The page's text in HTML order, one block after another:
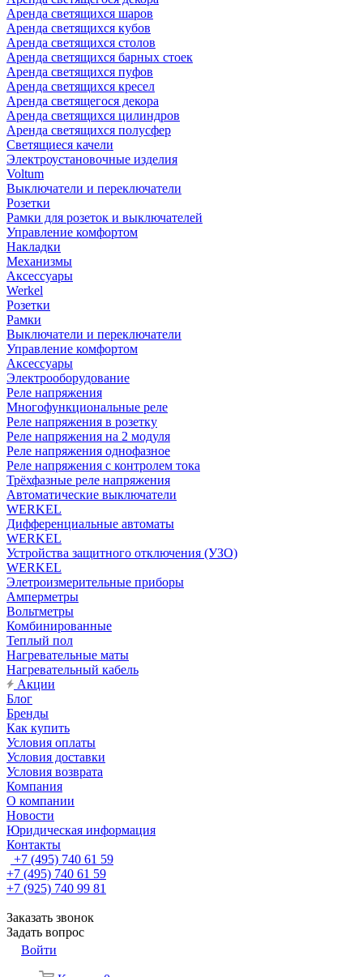
Аренда светящихся шаров
Аренда светящихся кубов
Аренда светящихся столов
Аренда светящихся барных стоек
Аренда светящихся пуфов
Аренда светящихся кресел
Аренда светящегося декора
Аренда светящихся цилиндров
Аренда светящихся полусфер
Светящиеся качели
Электроустановочные изделия
Voltum
Выключатели и переключатели
Розетки
Рамки для розеток и выключателей
Управление комфортом
Накладки
Механизмы
Аксессуары
Werkel
Розетки
Рамки
Выключатели и переключатели
Управление комфортом
Аксессуары
Электрооборудование
Реле напряжения
Многофункциональные реле
Реле напряжения в розетку
Реле напряжения на 2 модуля
Реле напряжения однофазное
Реле напряжения с контролем тока
Трёхфазные реле напряжения
Автоматические выключатели
WERKEL
Дифференциальные автоматы
WERKEL
Устройства защитного отключения (УЗО)
WERKEL
Элетроизмерительные приборы
Амперметры
Вольтметры
Комбинированные
Теплый пол
Нагревательные маты
Нагревательный кабель
Акции
Блог
Бренды
Как купить
Условия оплаты
Условия доставки
Условия возврата
Компания
О компании
Новости
Юридическая информация
Контакты
+7 (495) 740 61 59
+7 (495) 740 61 59
+7 (925) 740 99 81
Заказать звонок
Задать вопрос
Войти